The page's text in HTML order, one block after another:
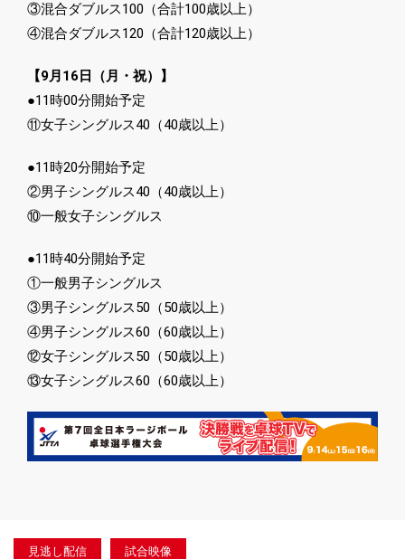
③混合ダブルス100（合計100歳以上）
④混合ダブルス120（合計120歳以上）
【9月16日（月・祝）】
●11時00分開始予定
⑪女子シングルス40（40歳以上）
●11時20分開始予定
②男子シングルス40（40歳以上）
⑩一般女子シングルス
●11時40分開始予定
①一般男子シングルス
③男子シングルス50（50歳以上）
④男子シングルス60（60歳以上）
⑫女子シングルス50（50歳以上）
⑬女子シングルス60（60歳以上）
見逃し配信
試合映像